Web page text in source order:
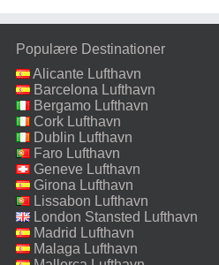
Populære Destinationer
Alicante Lufthavn
Barcelona Lufthavn
Bergamo Lufthavn
Cork Lufthavn
Dublin Lufthavn
Faro Lufthavn
Geneve Lufthavn
Girona Lufthavn
Lissabon Lufthavn
London Stansted Lufthavn
Madrid Lufthavn
Malaga Lufthavn